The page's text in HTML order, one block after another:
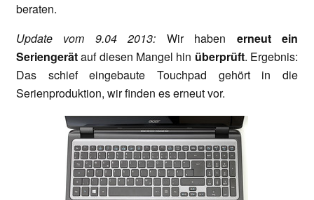
beraten.
Update vom 9.04 2013: Wir haben erneut ein
Seriengerätauf diesen Mangel hin überprüft. Ergebnis:
Das schief eingebaute Touchpad gehört in die
Serienproduktion, wir finden es erneut vor.